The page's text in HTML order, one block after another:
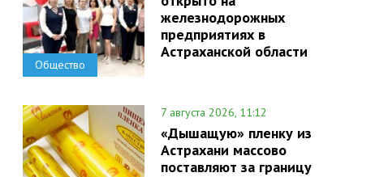
Общество
железнодорожных
предприятиях в
Астраханской области
7 августа 2026, 11:12
«Дышащую» пленку из
Астрахани массово
поставляют за границу